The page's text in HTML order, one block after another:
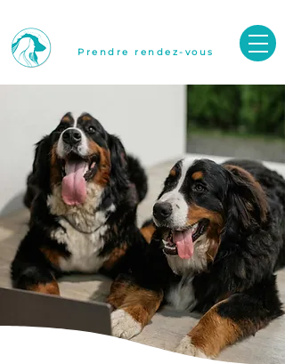
Prendre rendez-vous